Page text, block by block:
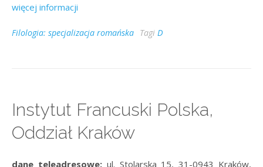
więcej informacji
Filologia: specjalizacja romańska Tagi D
Instytut Francuski Polska,
Oddział Kraków
dane teleadresowe: ul. Stolarska 15, 31-0943 Kraków,